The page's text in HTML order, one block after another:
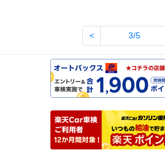
< 3/5